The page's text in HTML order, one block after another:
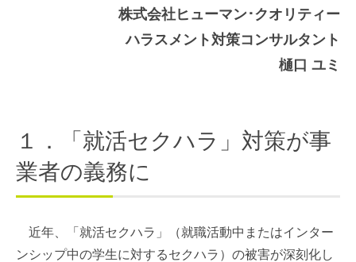
株式会社ヒューマン･クオリティー
ハラスメント対策コンサルタント
樋口 ユミ
１．「就活セクハラ」対策が事
業者の義務に
近年、「就活セクハラ」（就職活動中またはインター
ンシップ中の学生に対するセクハラ）の被害が深刻化し